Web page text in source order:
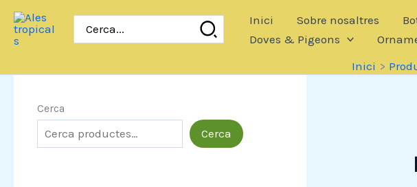
Salta
contingut
Inici Sobre nosaltres
Doves & Pigeons
Inici
Cerca
Cerca